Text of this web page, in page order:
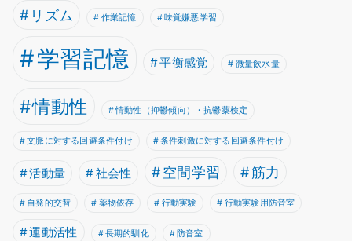
リズム 作業記憶 味覚嫌悪学習
学習記憶 平衡感覚 微量飲水量
情動性 情動性（抑鬱傾向）・抗鬱薬検定
文脈に対する回避条件付け 条件刺激に対する回避条件付け
活動量 社会性 空間学習 筋力
自発的交替 薬物依存 行動実験 行動実験用防音室
運動活性 長期的馴化 防音室